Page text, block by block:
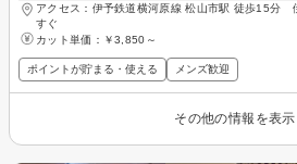
アクセス：伊予鉄道横河原線 松山市駅 徒歩15分
すぐ
カット単価： ￥3,850～
ポイントが貯まる・使える メンズ歓迎
その他の情報を表示